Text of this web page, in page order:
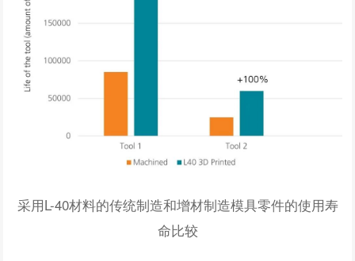
采用L-40材料的传统制造和增材制造模具零件的使用寿
命比较